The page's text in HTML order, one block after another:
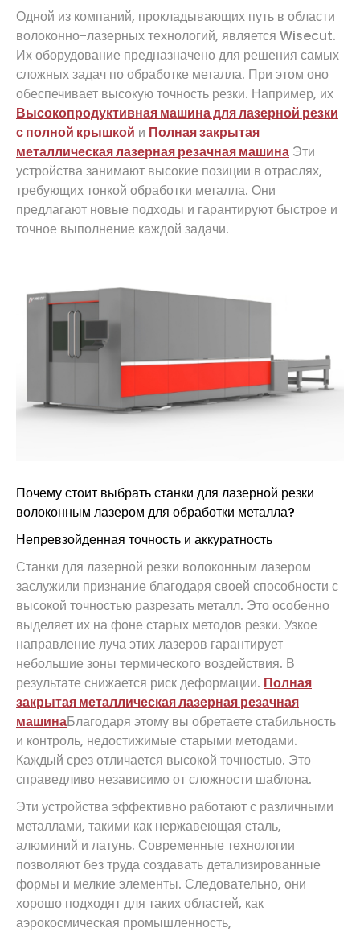
Одной из компаний, прокладывающих путь в области
волоконно-лазерных технологий, является Wisecut.
Их оборудование предназначено для решения самых
сложных задач по обработке металла. При этом оно
обеспечивает высокую точность резки. Например, их
Высокопродуктивная машина для лазерной резки
с полной крышкой и Полная закрытая
металлическая лазерная резачная машина Эти
устройства занимают высокие позиции в отраслях,
требующих тонкой обработки металла. Они
предлагают новые подходы и гарантируют быстрое и
точное выполнение каждой задачи.
Почему стоит выбрать станки для лазерной резки
волоконным лазером для обработки металла?
Непревзойденная точность и аккуратность
Станки для лазерной резки волоконным лазером
заслужили признание благодаря своей способности с
высокой точностью разрезать металл. Это особенно
выделяет их на фоне старых методов резки. Узкое
направление луча этих лазеров гарантирует
небольшие зоны термического воздействия. В
результате снижается риск деформации. Полная
закрытая металлическая лазерная резачная
машинаБлагодаря этому вы обретаете стабильность
и контроль, недостижимые старыми методами.
Каждый срез отличается высокой точностью. Это
справедливо независимо от сложности шаблона.
Эти устройства эффективно работают с различными
металлами, такими как нержавеющая сталь,
алюминий и латунь. Современные технологии
позволяют без труда создавать детализированные
формы и мелкие элементы. Следовательно, они
хорошо подходят для таких областей, как
аэрокосмическая промышленность,